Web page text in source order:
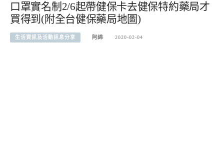
口罩實名制2/6起帶健保卡去健保特約藥局才
買得到(附全台健保藥局地圖)
生活資訊及活動訊息分享 阿綿 2020-02-04